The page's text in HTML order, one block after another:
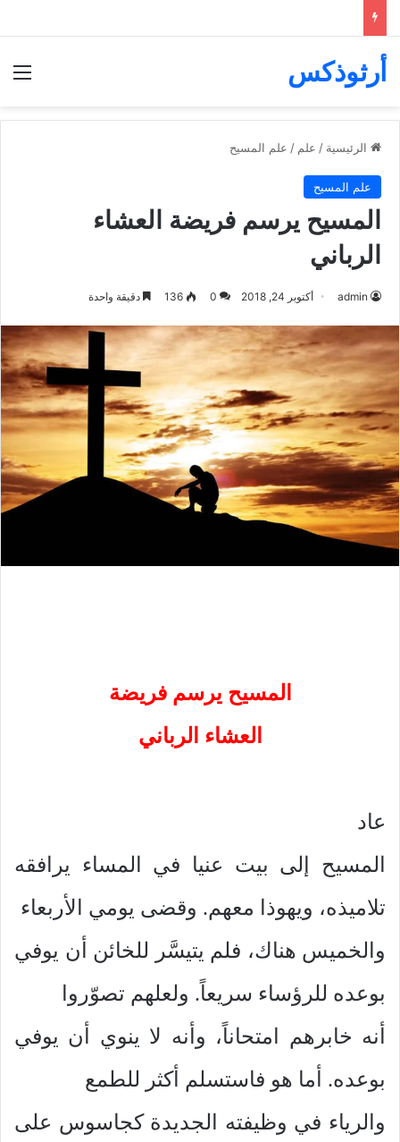
أرثوذكس
الرئيسية / علم / علم المسيح
علم المسيح
المسيح يرسم فريضة العشاء
الرباني
admin أكتوبر 24, 2018 0
136 دقيقة واحدة
المسيح يرسم فريضة
العشاء الرباني
عاد
المسيح إلى بيت عنيا في المساء يرافقه
تلاميذه، ويهوذا معهم. وقضى يومي الأربعاء
والخميس هناك، فلم يتيسَّر للخائن أن يوفي
بوعده للرؤساء سريعاً. ولعلهم تصوّروا
أنه خابرهم امتحاناً، وأنه لا ينوي أن يوفي
بوعده. أما هو فاستسلم أكثر للطمع
والرياء في وظيفته الجديدة كجاسوس على